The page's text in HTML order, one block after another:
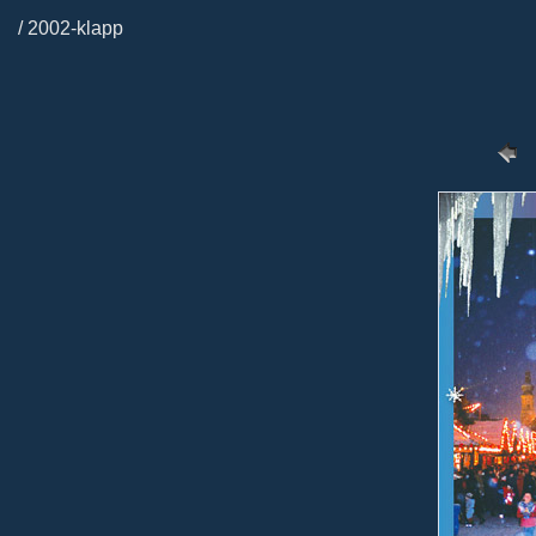
/ 2002-klapp